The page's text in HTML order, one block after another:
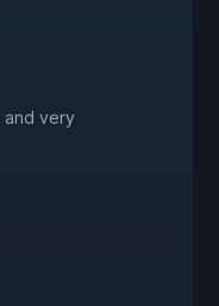
very